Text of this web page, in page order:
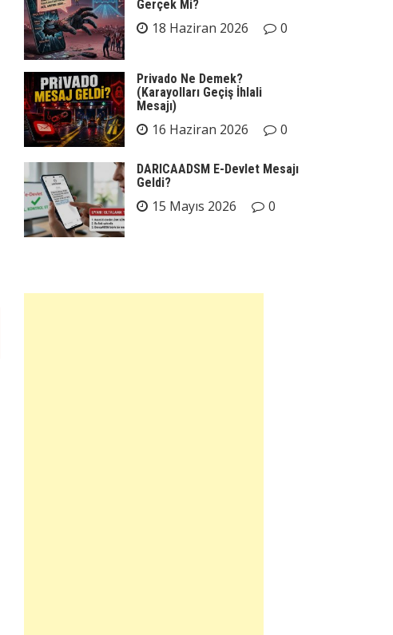
Gerçek Mi?
18 Haziran 2026 0
Privado Ne Demek?
(Karayolları Geçiş İhlali
Mesajı)
16 Haziran 2026 0
DARICAADSM E-Devlet Mesajı
Geldi?
15 Mayıs 2026 0